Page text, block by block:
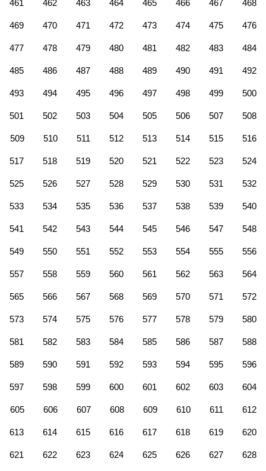
461 462 463 464 465 466 467 468
469 470 471 472 473 474 475 476
477 478 479 480 481 482 483 484
485 486 487 488 489 490 491 492
493 494 495 496 497 498 499 500
501 502 503 504 505 506 507 508
509 510 511 512 513 514 515 516
517 518 519 520 521 522 523 524
525 526 527 528 529 530 531 532
533 534 535 536 537 538 539 540
541 542 543 544 545 546 547 548
549 550 551 552 553 554 555 556
557 558 559 560 561 562 563 564
565 566 567 568 569 570 571 572
573 574 575 576 577 578 579 580
581 582 583 584 585 586 587 588
589 590 591 592 593 594 595 596
597 598 599 600 601 602 603 604
605 606 607 608 609 610 611 612
613 614 615 616 617 618 619 620
621 622 623 624 625 626 627 628